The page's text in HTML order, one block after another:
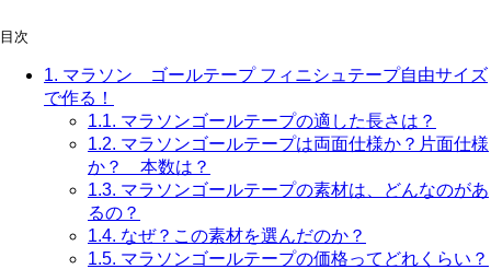
目次
1. マラソン ゴールテープ フィニシュテープ自由サイズ
で作る！
1.1. マラソンゴールテープの適した長さは？
1.2. マラソンゴールテープは両面仕様か？片面仕様
か？ 本数は？
1.3. マラソンゴールテープの素材は、どんなのがあ
るの？
1.4. なぜ？この素材を選んだのか？
1.5. マラソンゴールテープの価格ってどれくらい？